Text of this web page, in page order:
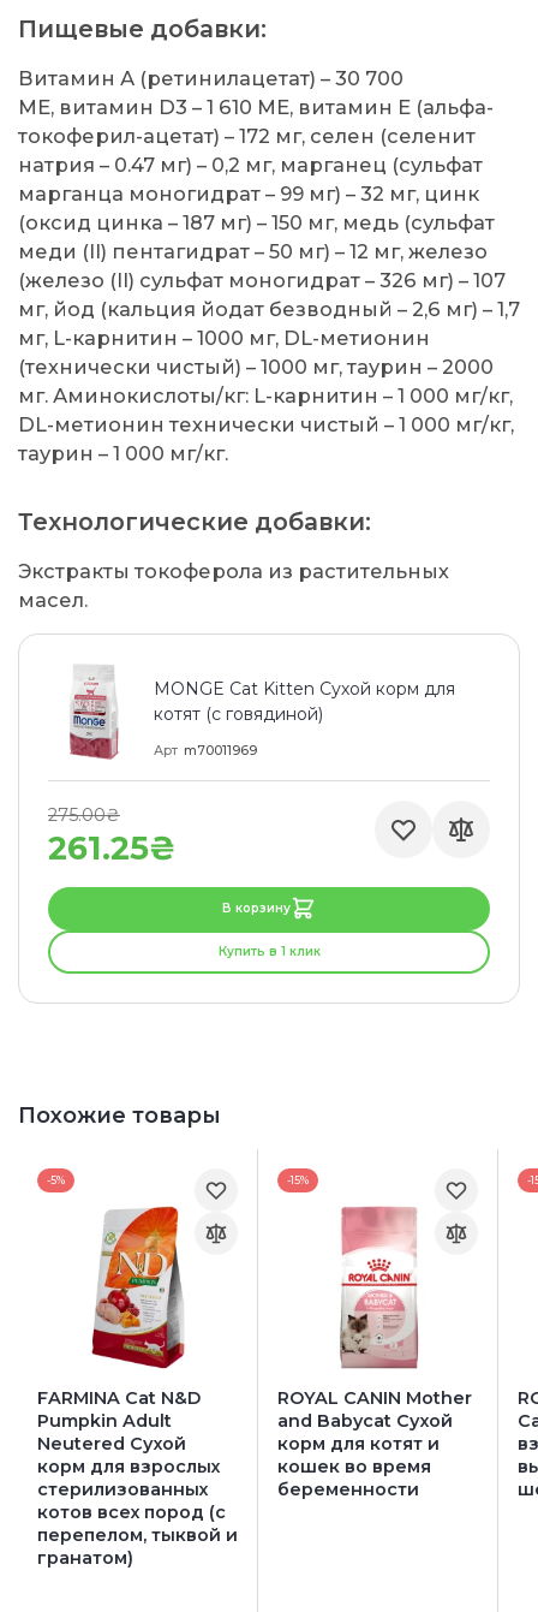
Пищевые добавки:
Витамин А (ретинилацетат) – 30 700
МЕ, витамин D3 – 1 610 МЕ, витамин Е (альфа-
токоферил-ацетат) – 172 мг, селен (селенит
натрия – 0.47 мг) – 0,2 мг, марганец (сульфат
марганца моногидрат – 99 мг) – 32 мг, цинк
(оксид цинка – 187 мг) – 150 мг, медь (сульфат
меди (II) пентагидрат – 50 мг) – 12 мг, железо
(железо (II) сульфат моногидрат – 326 мг) – 107
мг, йод (кальция йодат безводный – 2,6 мг) – 1,7
мг, L-карнитин – 1000 мг, DL-метионин
(технически чистый) – 1000 мг, таурин – 2000
мг. Аминокислоты/кг: L-карнитин – 1 000 мг/кг,
DL-метионин технически чистый – 1 000 мг/кг,
таурин – 1 000 мг/кг.
Технологические добавки:
Экстракты токоферола из растительных
масел.
MONGE Cat Kitten Сухой корм для
котят (с говядиной)
Арт m70011969
261.25₴
275.00₴
В корзину
Купить в 1 клик
Похожие товары
-5%
FARMINA Cat N&D
Pumpkin Adult
Neutered Сухой
корм для взрослых
стерилизованных
котов всех пород (с
перепелом, тыквой и
гранатом)
-15%
ROYAL CANIN Mother
and Babycat Сухой
корм для котят и
кошек во время
беременности
-